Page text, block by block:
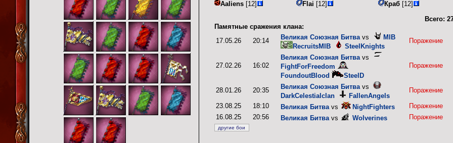
Aaliens [12]
Flai [12]
Краб [12]
Всего:
Памятные сражения клана:
17.05.26
20:14 Великая Союзная Битва vs
MIB
RecruitsMIB
SteelKnights
Поражение
27.02.26 16:02
Великая Союзная Битва vs
FightForFreedom
FoundoutBlood
SteelD
Поражение
28.01.26 20:35 Великая Союзная Битва vs
DarkCelestialclan
FallenAngels
Поражение
23.08.25 18:10 Великая Битва vs NightFighters
Поражение
16.08.25
20:56 Великая Битва vs Wolverines Поражение